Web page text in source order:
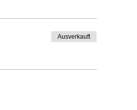
Ausverkauft